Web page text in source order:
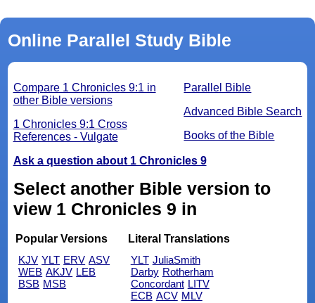
Online Parallel Study Bible
Parallel Bible
Advanced Bible Search
Books of the Bible
Compare 1 Chronicles 9:1 in
other Bible versions
1 Chronicles 9:1 Cross
References - Vulgate
Ask a question about 1 Chronicles 9
Select another Bible version to
view 1 Chronicles 9 in
Popular Versions
KJV YLT ERV ASV
WEB AKJV LEB
BSB MSB
Literal Translations
YLT JuliaSmith
Darby Rotherham
Concordant LITV
ECB ACV MLV